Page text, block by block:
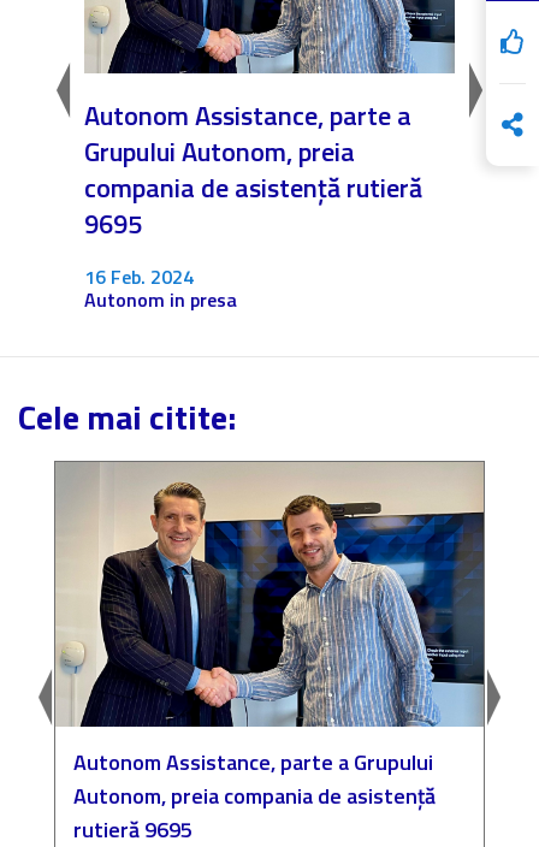
Autonom Assistance, parte a
Grupului Autonom, preia
compania de asistență rutieră
9695
16 Feb. 2024
Autonom in presa
Cele mai citite:
Autonom Assistance, parte a Grupului
Autonom, preia compania de asistență
rutieră 9695